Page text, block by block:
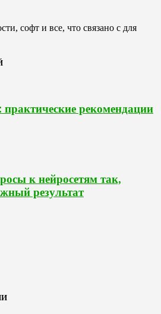
софт и все, что связано с для
рекомендации
к нейросетям так,
результат